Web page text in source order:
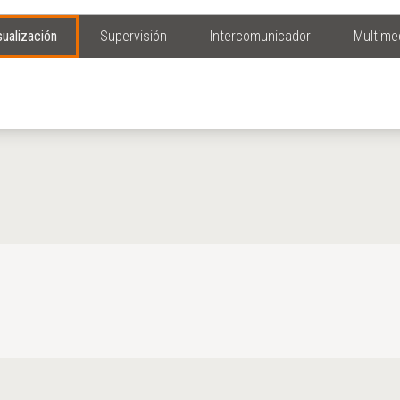
Supervisión Intercomunicador